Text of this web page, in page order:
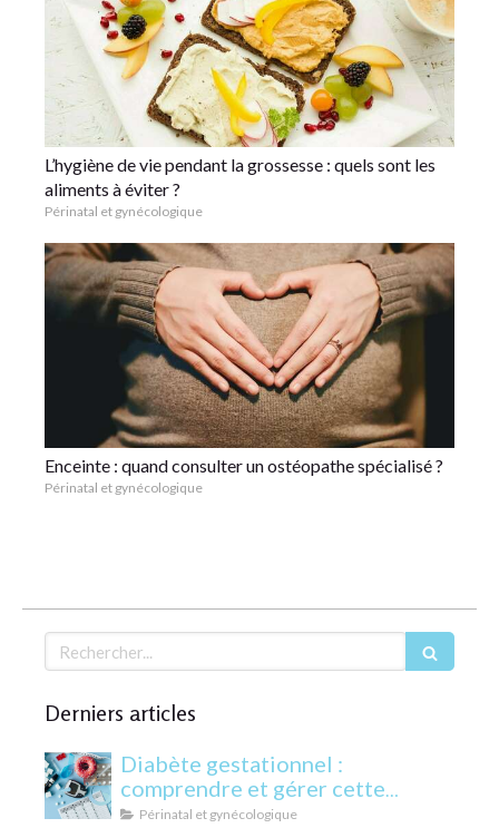
L’hygiène de vie pendant la grossesse : quels sont les
aliments à éviter ?
Périnatal et gynécologique
Enceinte : quand consulter un ostéopathe spécialisé ?
Périnatal et gynécologique
Rechercher
Derniers articles
Diabète gestationnel :
comprendre et gérer cette
condition pendant la grossesse
Périnatal et gynécologique